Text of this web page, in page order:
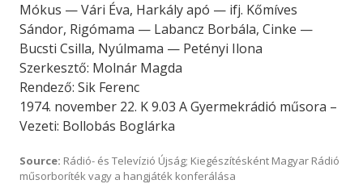
Mókus — Vári Éva, Harkály apó — ifj. Kőmíves
Sándor, Rigómama — Labancz Borbála, Cinke —
Bucsti Csilla, Nyúlmama — Petényi Ilona
Szerkesztő: Molnár Magda
Rendező: Sik Ferenc
1974. november 22. K 9.03 A Gyermekrádió műsora –
Vezeti: Bollobás Boglárka
Source: Rádió- és Televízió Újság; Kiegészítésként Magyar Rádió
műsorboríték vagy a hangjáték konferálása